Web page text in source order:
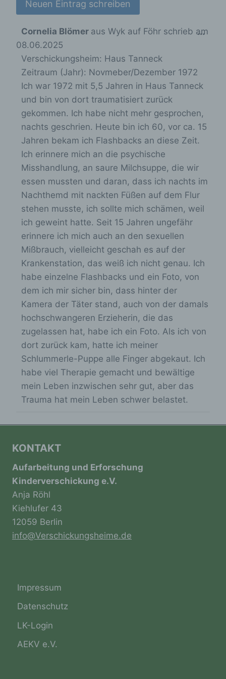
Cornelia Blömer aus Wyk auf Föhr schrieb am
08.06.2025
Verschickungsheim: Haus Tanneck
Zeitraum (Jahr): Novmeber/Dezember 1972
Ich war 1972 mit 5,5 Jahren in Haus Tanneck
und bin von dort traumatisiert zurück
gekommen. Ich habe nicht mehr gesprochen,
nachts geschrien. Heute bin ich 60, vor ca. 15
Jahren bekam ich Flashbacks an diese Zeit.
Ich erinnere mich an die psychische
Misshandlung, an saure Milchsuppe, die wir
essen mussten und daran, dass ich nachts im
Nachthemd mit nackten Füßen auf dem Flur
stehen musste, ich sollte mich schämen, weil
ich geweint hatte. Seit 15 Jahren ungefähr
erinnere ich mich auch an den sexuellen
Mißbrauch, vielleicht geschah es auf der
Krankenstation, das weiß ich nicht genau. Ich
habe einzelne Flashbacks und ein Foto, von
dem ich mir sicher bin, dass hinter der
Kamera der Täter stand, auch von der damals
hochschwangeren Erzieherin, die das
zugelassen hat, habe ich ein Foto. Als ich von
dort zurück kam, hatte ich meiner
Schlummerle-Puppe alle Finger abgekaut. Ich
habe viel Therapie gemacht und bewältige
mein Leben inzwischen sehr gut, aber das
Trauma hat mein Leben schwer belastet.
...D
t
x
s
l
n
KONTAKT
Aufarbeitung und Erforschung
Kinderverschickung e.V.
Anja Röhl
Kiehlufer 43
12059 Berlin
info@Verschickungsheime.de
Impressum
Datenschutz
LK-Login
AEKV e.V.
Löschen oder die Vernichtung.
d) Einschränkung der Verarbeitung
Einschränkung der Verarbeitung ist die
Markierung gespeicherter
personenbezogener Daten mit dem Ziel, ihre
künftige Verarbeitung einzuschränken.
e) Profiling
Profiling ist jede Art der automatisierten
Verarbeitung personenbezogener Daten, die
darin besteht, dass diese
personenbezogenen Daten verwendet
werden, um bestimmte persönliche Aspekte,
die sich auf eine natürliche Person beziehen,
zu bewerten, insbesondere, um Aspekte
bezüglich Arbeitsleistung, wirtschaftlicher
Lage, Gesundheit, persönlicher Vorlieben,
Interessen, Zuverlässigkeit, Verhalten,
Aufenthaltsort oder Ortswechsel dieser
natürlichen Person zu analysieren oder
vorherzusagen.
f) Pseudonymisierung
Pseudonymisierung ist die Verarbeitung
personenbezogener Daten in einer Weise,
auf welche die personenbezogenen Daten
ohne Hinzuziehung zusätzlicher
Informationen nicht mehr einer spezifischen
betroffenen Person zugeordnet werden
können, sofern diese zusätzlichen
einer identifizierten oder identifizierbaren
g) Verantwortlicher oder für die
Verarbeitung Verantwortlicher
Verantwortlicher oder für die Verarbeitung
Verantwortlicher ist die natürliche oder
personenbezogenen Daten entscheidet. Sind
die Zwecke und Mittel dieser Verarbeitung
Mitgliedstaaten vorgegeben, so kann der
Verantwortliche beziehungsweise können die
bestimmten Kriterien seiner Benennung nach